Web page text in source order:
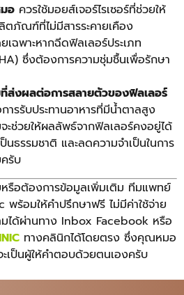
อ ควรใช้มอยส์เจอร์ไรเซอร์ที่ช่วยให้
ตภัณฑ์ที่ไม่มีสารระคายเคือง
เฉพาะหากฉีดฟิลเลอร์ประเภท
ซึ่งต้องการความชุ่มชื้นเพื่อรักษา
ส่งผลต่อการสลายตัวของฟิลเลอร์
ารรับประทานอาหารที่มีน้ำตาลสูง
จะช่วยให้ผลลัพธ์จากฟิลเลอร์คงอยู่ได้
ธรรมชาติ และลดความจำเป็นในการ
รับ
รือต้องการข้อมูลเพิ่มเติม ทีมแพทย์
ร้อมให้คำปรึกษาฟรี ไม่มีค่าใช้จ่าย
ได้ผ่านทาง Inbox Facebook หรือ
ทางคลินิกได้โดยตรง ซึ่งคุณหมอ
เป็นผู้ให้คำตอบด้วยตนเองครับ